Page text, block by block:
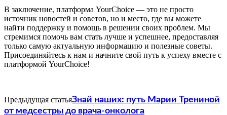
В заключение, платформа YourChoice — это не просто
источник новостей и советов, но и место, где вы можете
найти поддержку и помощь в решении своих проблем. Мы
стремимся помочь вам стать лучше и успешнее, предоставляя
только самую актуальную информацию и полезные советы.
Присоединяйтесь к нам и начните свой путь к успеху вместе с
платформой YourChoice!
Предыдущая статьяЗнай наших: путь Марии Трениной
от медсестры до врача-онколога